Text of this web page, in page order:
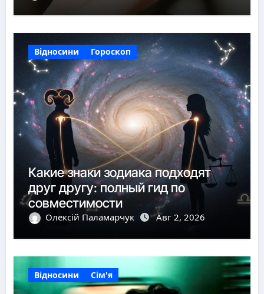
Відносини Гороскоп
Какие знаки зодиака подходят
друг другу: полный гид по
совместимости
Олексій Паламарчук Авг 2, 2026
Відносини Сім'я